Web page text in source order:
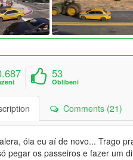
53
Oblíbení
Comments (21)
óia eu aí de novo... Trago
pegar os passeiros e fazer um